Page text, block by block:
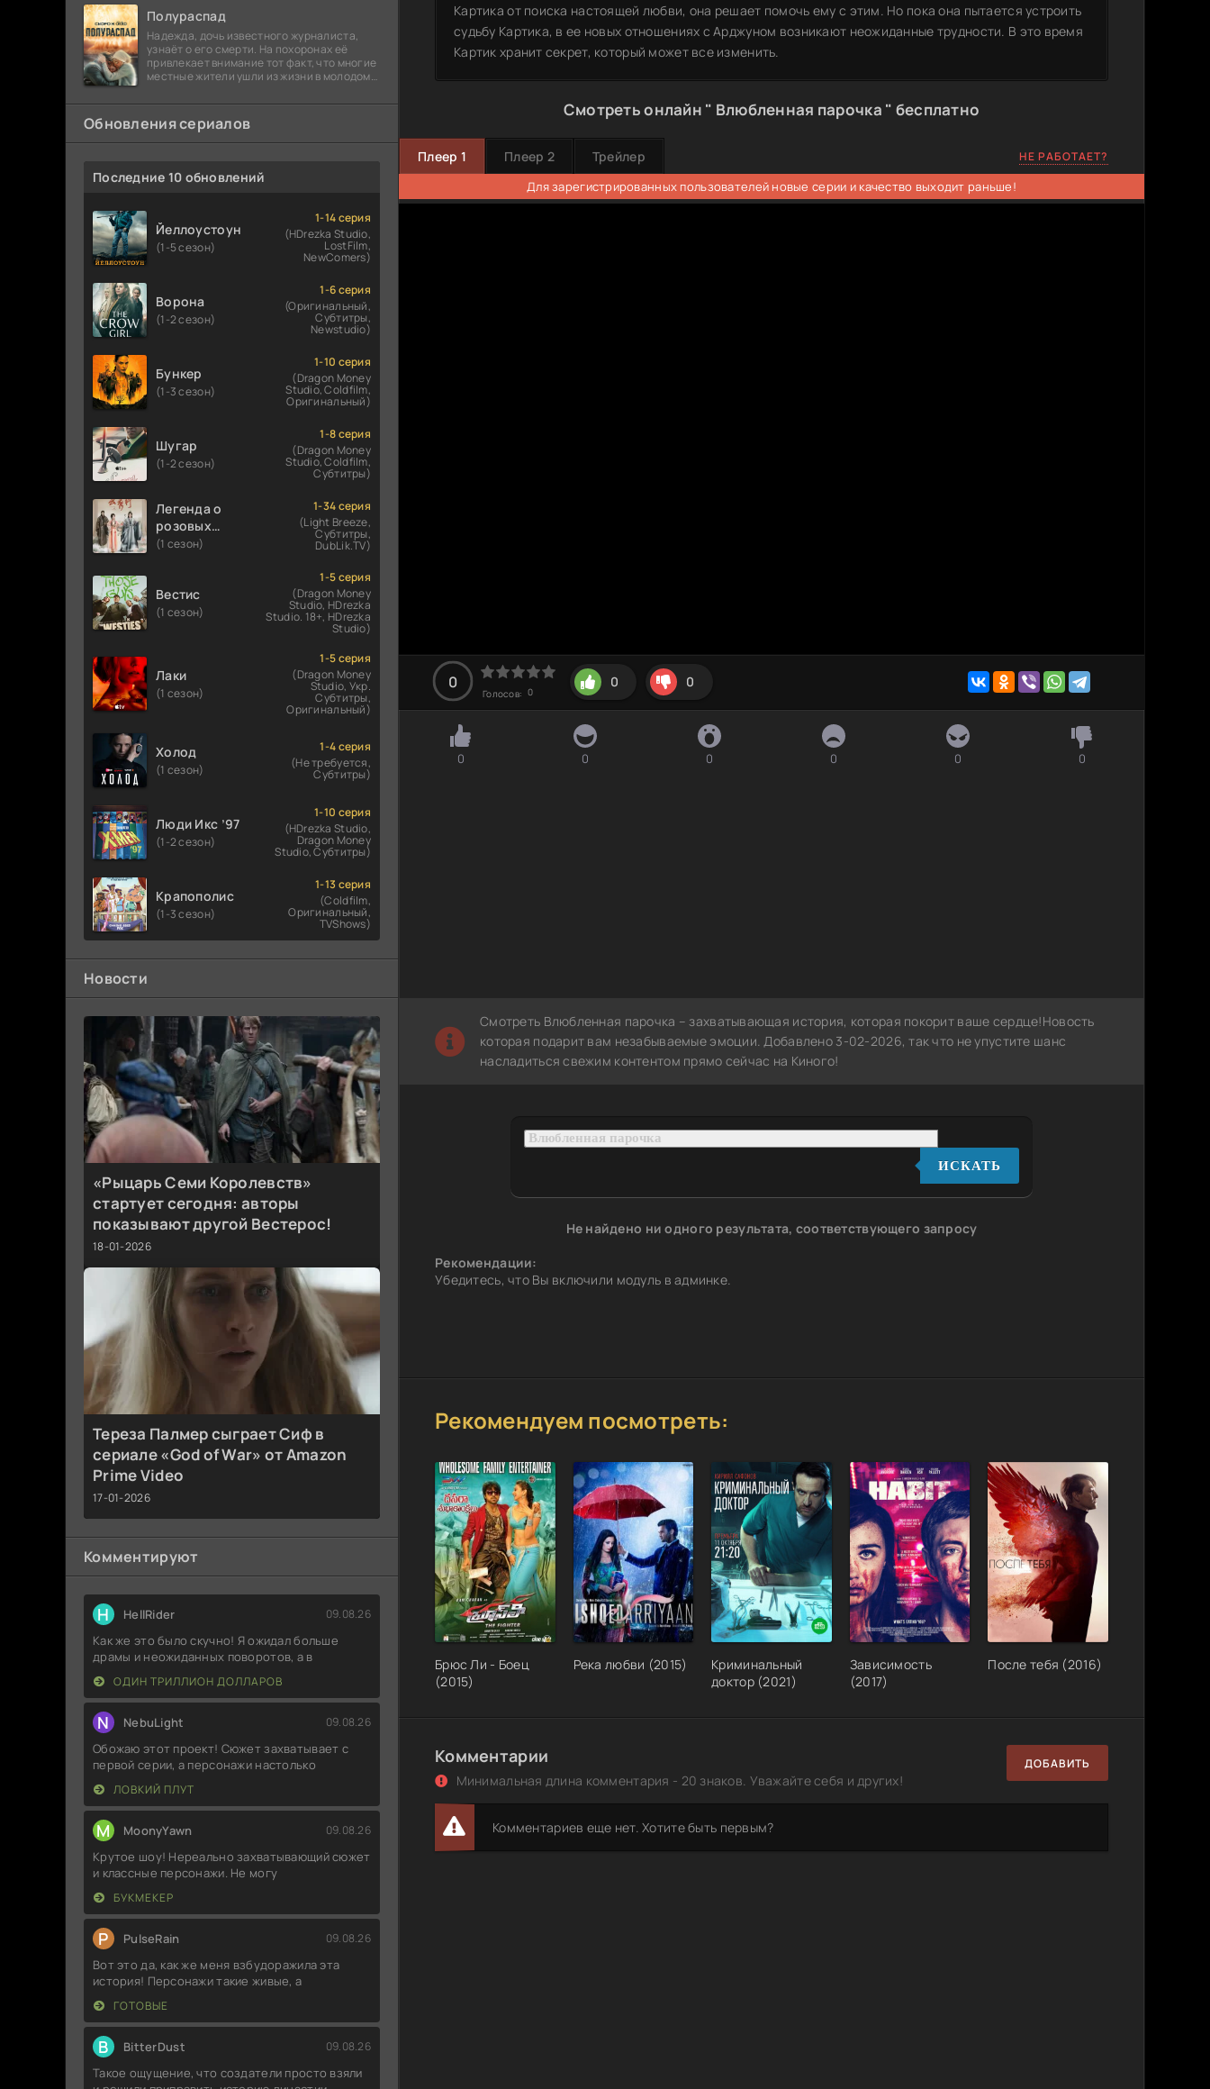
победу еще сорок
Полураспад
Надежда, дочь известного журналиста,
узнаёт о его смерти. На похоронах её
привлекает внимание тот факт, что многие
местные жители ушли из жизни в молодом
бомбы
Обновления сериалов
Последние 10 обновлений
Йеллоустоун
(1-5 сезон)
1-14 серия
(HDrezka Studio,
LostFilm,
NewComers)
Ворона
(1-2 сезон)
1-6 серия
(Оригинальный,
Субтитры,
Newstudio)
Бункер
(1-3 сезон)
1-10 серия
(Dragon Money
Studio, Coldfilm,
Оригинальный)
Шугар
(1-2 сезон)
1-8 серия
(Dragon Money
Studio, Coldfilm,
Субтитры)
Легенда о
розовых
облаках
(1 сезон)
1-34 серия
(Light Breeze,
Субтитры,
DubLik.TV)
Вестис
(1 сезон)
1-5 серия
(Dragon Money
Studio, HDrezka
Studio. 18+, HDrezka
Studio)
Лаки
(1 сезон)
1-5 серия
(Dragon Money
Studio, Укр.
Субтитры,
Оригинальный)
Холод
(1 сезон)
1-4 серия
(Не требуется,
Субтитры)
Люди Икс ’97
(1-2 сезон)
1-10 серия
(HDrezka Studio,
Dragon Money
Studio, Субтитры)
Крапополис
(1-3 сезон)
1-13 серия
(Coldfilm,
Оригинальный,
TVShows)
Новости
«Рыцарь Семи Королевств»
стартует сегодня: авторы
показывают другой Вестерос!
18-01-2026
Тереза Палмер сыграет Сиф в
сериале «God of War» от Amazon
Prime Video
17-01-2026
Комментируют
H HellRider 09.08.26
Как же это было скучно! Я ожидал больше
драмы и неожиданных поворотов, а в
ОДИН ТРИЛЛИОН ДОЛЛАРОВ
N NebuLight 09.08.26
Обожаю этот проект! Сюжет захватывает с
первой серии, а персонажи настолько
ЛОВКИЙ ПЛУТ
M MoonyYawn 09.08.26
Крутое шоу! Нереально захватывающий сюжет
и классные персонажи. Не могу
БУКМЕКЕР
P PulseRain 09.08.26
Вот это да, как же меня взбудоражила эта
история! Персонажи такие живые, а
ГОТОВЫЕ
B BitterDust 09.08.26
Такое ощущение, что создатели просто взяли
Картика от поиска настоящей любви, она решает помочь ему с этим. Но пока она пытается устроить
судьбу Картика, в ее новых отношениях с Арджуном возникают неожиданные трудности. В это время
Картик хранит секрет, который может все изменить.
Смотреть онлайн " Влюбленная парочка " бесплатно
Плеер 1 Плеер 2 Трейлер НЕ РАБОТАЕТ?
Для зарегистрированных пользователей новые серии и качество выходит раньше!
0
Голосов: 0
0 0
0 0 0 0 0 0
Смотреть Влюбленная парочка – захватывающая история, которая покорит ваше сердце!Новость
которая подарит вам незабываемые эмоции. Добавлено 3-02-2026, так что не упустите шанс
насладиться свежим контентом прямо сейчас на Киного!
ИСКАТЬ
Не найдено ни одного результата, соответствующего запросу
Рекомендации:
Убедитесь, что Вы включили модуль в админке.
Рекомендуем посмотреть:
Брюс Ли - Боец
(2015)
Река любви (2015)
Криминальный
доктор (2021)
Зависимость
(2017)
После тебя (2016)
Комментарии
Минимальная длина комментария - 20 знаков. Уважайте себя и других!
ДОБАВИТЬ
Комментариев еще нет. Хотите быть первым?